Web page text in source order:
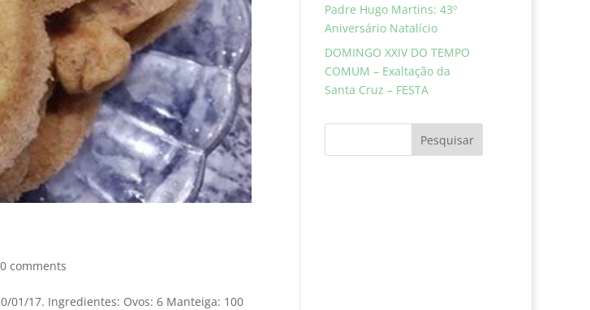
0 comments
01/17. Ingredientes: Ovos: 6 Manteiga: 100
Padre Hugo Martins: 43º
Aniversário Natalício
DOMINGO XXIV DO TEMPO
COMUM – Exaltação da
Santa Cruz – FESTA
Pesquisar